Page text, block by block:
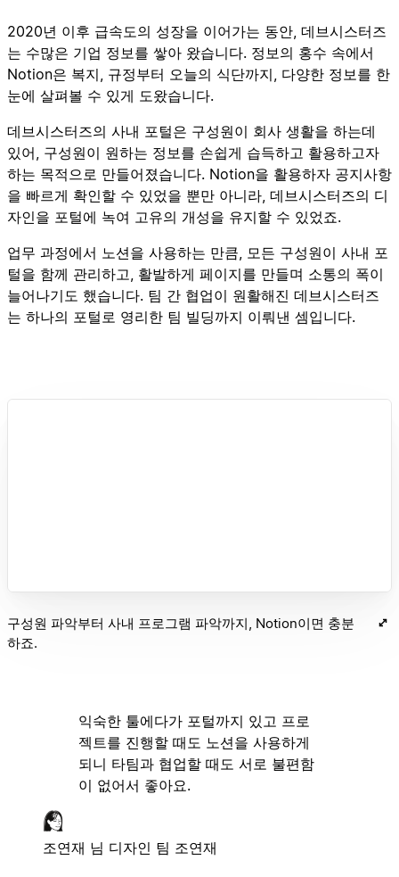
2020년 이후 급속도의 성장을 이어가는 동안, 데브시스터즈
는 수많은 기업 정보를 쌓아 왔습니다. 정보의 홍수 속에서
Notion은 복지, 규정부터 오늘의 식단까지, 다양한 정보를 한
눈에 살펴볼 수 있게 도왔습니다.
데브시스터즈의 사내 포털은 구성원이 회사 생활을 하는데
있어, 구성원이 원하는 정보를 손쉽게 습득하고 활용하고자
하는 목적으로 만들어졌습니다. Notion을 활용하자 공지사항
을 빠르게 확인할 수 있었을 뿐만 아니라, 데브시스터즈의 디
자인을 포털에 녹여 고유의 개성을 유지할 수 있었죠.
업무 과정에서 노션을 사용하는 만큼, 모든 구성원이 사내 포
털을 함께 관리하고, 활발하게 페이지를 만들며 소통의 폭이
늘어나기도 했습니다. 팀 간 협업이 원활해진 데브시스터즈
는 하나의 포털로 영리한 팀 빌딩까지 이뤄낸 셈입니다.
구성원 파악부터 사내 프로그램 파악까지, Notion이면 충분
하죠.
익숙한 툴에다가 포털까지 있고 프로
젝트를 진행할 때도 노션을 사용하게
되니 타팀과 협업할 때도 서로 불편함
이 없어서 좋아요.
조연재 님 디자인 팀 조연재